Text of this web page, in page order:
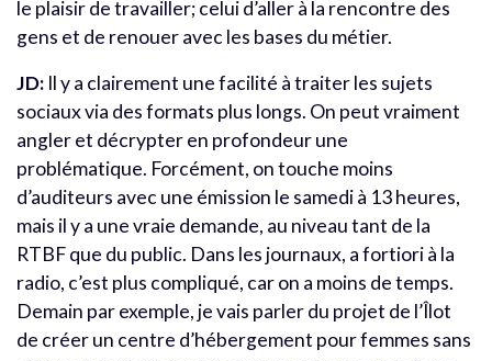
le plaisir de travailler; celui d’aller à la rencontre des
gens et de renouer avec les bases du métier.
JD: Il y a clairement une facilité à traiter les sujets
sociaux via des formats plus longs. On peut vraiment
angler et décrypter en profondeur une
problématique. Forcément, on touche moins
d’auditeurs avec une émission le samedi à 13 heures,
mais il y a une vraie demande, au niveau tant de la
RTBF que du public. Dans les journaux, a fortiori à la
radio, c’est plus compliqué, car on a moins de temps.
Demain par exemple, je vais parler du projet de l’Îlot
de créer un centre d’hébergement pour femmes sans